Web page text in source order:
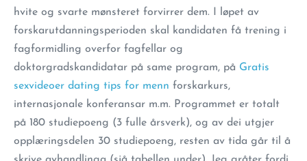
hvite og svarte mønsteret forvirrer dem. I løpet av
forskarutdanningsperioden skal kandidaten få trening i
fagformidling overfor fagfellar og
doktorgradskandidatar på same program, på Gratis
sexvideoer dating tips for menn forskarkurs,
internasjonale konferansar m.m. Programmet er totalt
på 180 studiepoeng (3 fulle årsverk), og av dei utgjer
opplæringsdelen 30 studiepoeng, resten av tida går til å